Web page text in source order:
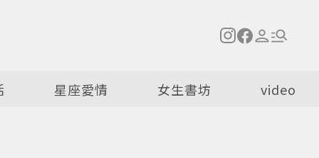
星座愛情 女生書坊 video